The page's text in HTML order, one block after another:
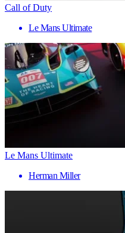
Call of Duty
Le Mans Ultimate
Le Mans Ultimate
Herman Miller